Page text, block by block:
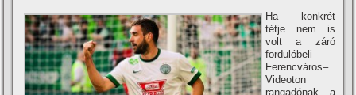
Ha konkrét
tétje nem is
volt a záró
fordulóbeli
Ferencváros–
Videoton
rangadónak, a